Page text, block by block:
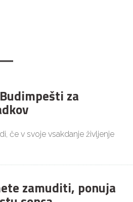
za
če v svoje vsakdanje življenje
zamuditi, ponuja